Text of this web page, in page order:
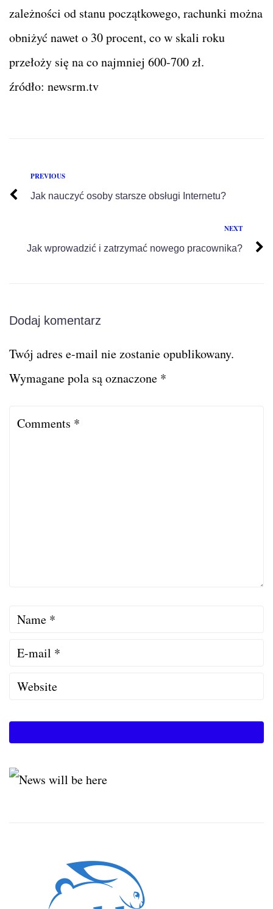
zależności od stanu początkowego, rachunki można
obniżyć nawet o 30 procent, co w skali roku
przełoży się na co najmniej 600-700 zł.
źródło: newsrm.tv
PREVIOUS
Jak nauczyć osoby starsze obsługi Internetu?
NEXT
Jak wprowadzić i zatrzymać nowego pracownika?
Dodaj komentarz
Twój adres e-mail nie zostanie opublikowany.
Wymagane pola są oznaczone *